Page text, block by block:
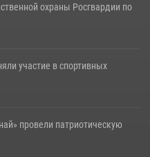
охраны Росгвардии по
участие в спортивных
провели патриотическую